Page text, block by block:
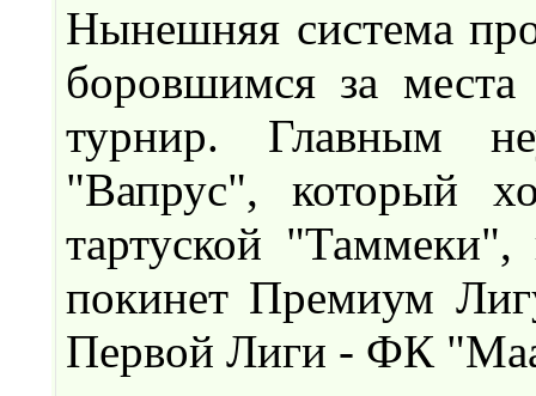
Нынешняя система
боровшимся за
турнир. Главным
"Вапрус", который
тартуской "Таммеки",
покинет Премиум
Первой Лиги - ФК